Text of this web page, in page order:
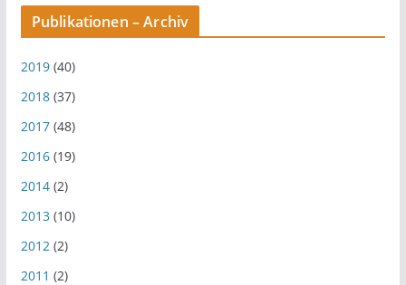
Publikationen – Archiv
2019(40)
2018(37)
2017(48)
2016(19)
2014(2)
2013 (10)
2012(2)
2011 (2)